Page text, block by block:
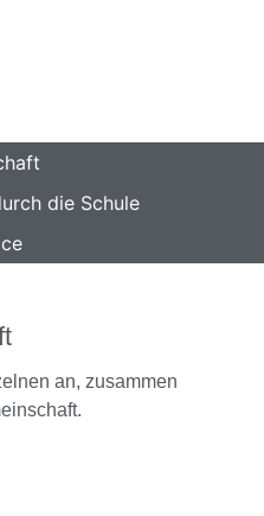
die Schule
an, zusammen